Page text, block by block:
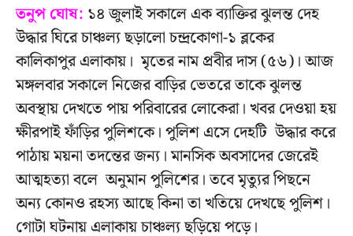
তনুপ ঘোষ: ১৪ জুলাই সকালে এক ব্যাক্তির ঝুলন্ত দেহ
উদ্ধার ঘিরে চাঞ্চল্য ছড়ালো চন্দ্রকোণা-১ ব্লকের
কালিকাপুর এলাকায়। মৃতের নাম প্রবীর দাস (৫৬)। আজ
মঙ্গলবার সকালে নিজের বাড়ির ভেতরে তাকে ঝুলন্ত
অবস্থায় দেখতে পায় পরিবারের লোকেরা। খবর দেওয়া হয়
ক্ষীরপাই ফাঁড়ির পুলিশকে। পুলিশ এসে দেহটি উদ্ধার করে
পাঠায় ময়না তদন্তের জন্য। মানসিক অবসাদের জেরেই
আত্মহত্যা বলে অনুমান পুলিশের। তবে মৃত্যুর পিছনে
অন্য কোনও রহস্য আছে কিনা তা খতিয়ে দেখছে পুলিশ।
গোটা ঘটনায় এলাকায় চাঞ্চল্য ছড়িয়ে পড়ে।